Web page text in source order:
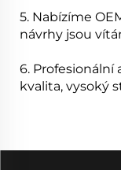
5. Nabízíme
návrhy jsou
6. Profesionální
kvalita, vysoký